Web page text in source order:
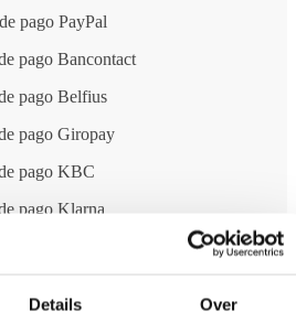
Details Over